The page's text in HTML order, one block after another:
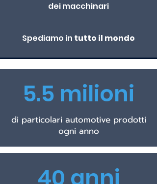
dei macchinari
Spediamo in tutto il mondo
5.5 milioni
di particolari automotive prodotti
ogni anno
40 anni